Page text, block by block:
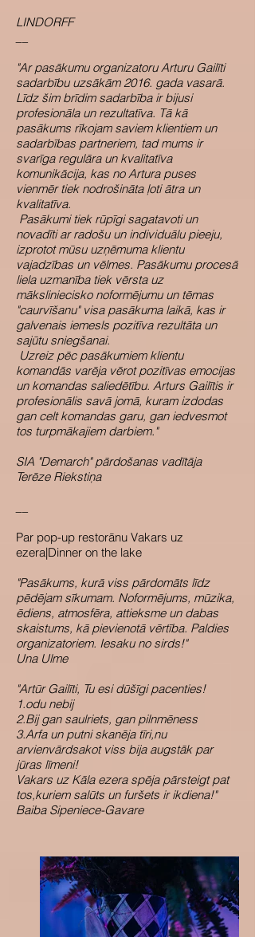
LINDORFF
"Ar pasākumu organizatoru Arturu Gailīti
sadarbību uzsākām 2016. gada vasarā.
Līdz šim brīdim sadarbība ir bijusi
profesionāla un rezultatīva. Tā kā
pasākums rīkojam saviem klientiem un
sadarbības partneriem, tad mums ir
svarīga regulāra un kvalitatīva
komunikācija, kas no Artura puses
vienmēr tiek nodrošināta ļoti ātra un
kvalitatīva.
Pasākumi tiek rūpīgi sagatavoti un
novadīti ar radošu un individuālu pieeju,
izprotot mūsu uzņēmuma klientu
vajadzības un vēlmes. Pasākumu procesā
liela uzmanība tiek vērsta uz
māksliniecisko noformējumu un tēmas
"caurvīšanu" visa pasākuma laikā, kas ir
galvenais iemesls pozitīva rezultāta un
sajūtu sniegšanai.
Uzreiz pēc pasākumiem klientu
komandās varēja vērot pozitīvas emocijas
un komandas saliedētību. Arturs Gailītis ir
profesionālis savā jomā, kuram izdodas
gan celt komandas garu, gan iedvesmot
tos turpmākajiem darbiem."
SIA "Demarch" pārdošanas vadītāja
Terēze Riekstiņa
Par pop-up restorānu Vakars uz
ezera|Dinner on the lake
"Pasākums, kurā viss pārdomāts līdz
pēdējam sīkumam. Noformējums, mūzika,
ēdiens, atmosfēra, attieksme un dabas
skaistums, kā pievienotā vērtība. Paldies
organizatoriem. Iesaku no sirds!"
Una Ulme
"Artūr Gailīti, Tu esi dūšīgi pacenties!
1.odu nebij
2.Bij gan saulriets, gan pilnmēness
3.Arfa un putni skanēja tīri,nu
arvienvārdsakot viss bija augstāk par
jūras līmeni!
Vakars uz Kāla ezera spēja pārsteigt pat
tos,kuriem salūts un furšets ir ikdiena!"
Baiba Sipeniece-Gavare